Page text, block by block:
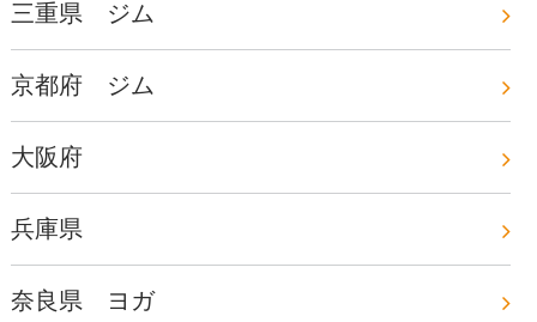
三重県 ジム
京都府 ジム
大阪府
兵庫県
奈良県 ヨガ